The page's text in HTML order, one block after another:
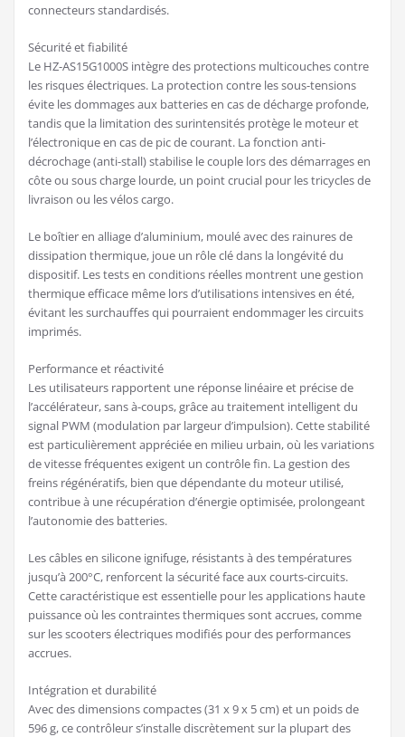
connecteurs standardisés.
Sécurité et fiabilité
Le HZ-AS15G1000S intègre des protections multicouches contre
les risques électriques. La protection contre les sous-tensions
évite les dommages aux batteries en cas de décharge profonde,
tandis que la limitation des surintensités protège le moteur et
l’électronique en cas de pic de courant. La fonction anti-
décrochage (anti-stall) stabilise le couple lors des démarrages en
côte ou sous charge lourde, un point crucial pour les tricycles de
livraison ou les vélos cargo.
Le boîtier en alliage d’aluminium, moulé avec des rainures de
dissipation thermique, joue un rôle clé dans la longévité du
dispositif. Les tests en conditions réelles montrent une gestion
thermique efficace même lors d’utilisations intensives en été,
évitant les surchauffes qui pourraient endommager les circuits
imprimés.
Performance et réactivité
Les utilisateurs rapportent une réponse linéaire et précise de
l’accélérateur, sans à-coups, grâce au traitement intelligent du
signal PWM (modulation par largeur d’impulsion). Cette stabilité
est particulièrement appréciée en milieu urbain, où les variations
de vitesse fréquentes exigent un contrôle fin. La gestion des
freins régénératifs, bien que dépendante du moteur utilisé,
contribue à une récupération d’énergie optimisée, prolongeant
l’autonomie des batteries.
Les câbles en silicone ignifuge, résistants à des températures
jusqu’à 200°C, renforcent la sécurité face aux courts-circuits.
Cette caractéristique est essentielle pour les applications haute
puissance où les contraintes thermiques sont accrues, comme
sur les scooters électriques modifiés pour des performances
accrues.
Intégration et durabilité
Avec des dimensions compactes (31 x 9 x 5 cm) et un poids de
596 g, ce contrôleur s’installe discrètement sur la plupart des